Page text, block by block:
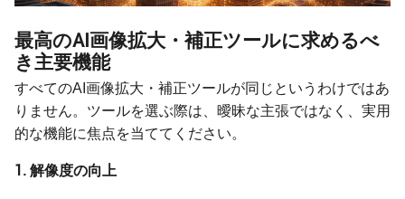
最高のAI画像拡大・補正ツールに求めるべ
き主要機能
すべてのAI画像拡大・補正ツールが同じというわけではあ
りません。ツールを選ぶ際は、曖昧な主張ではなく、実用
的な機能に焦点を当ててください。
1. 解像度の向上